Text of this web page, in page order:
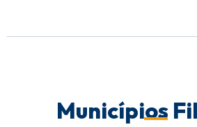
Municípios